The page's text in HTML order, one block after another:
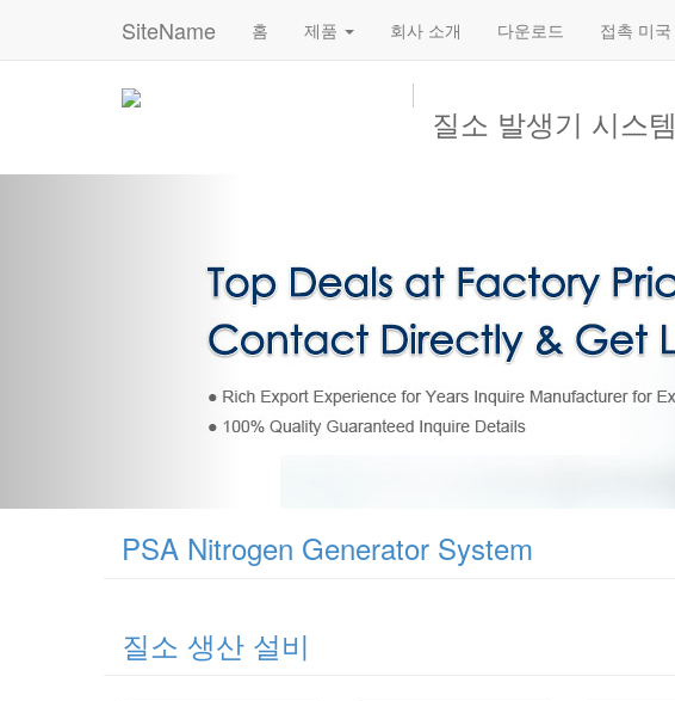
SiteName 홈 제품 회사 소개 다운로드 접촉 미국
질소 발생기 시스템
PSA Nitrogen Generator System
질소 생산 설비